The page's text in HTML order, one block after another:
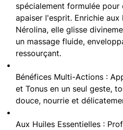
spécialement formulée
apaiser l'esprit. Enrichie aux
Nérolina, elle glisse
un massage fluide,
ressourçant.
Bénéfices Multi-Actions :
et Tonus en un seul geste,
douce, nourrie et
Aux Huiles Essentielles :